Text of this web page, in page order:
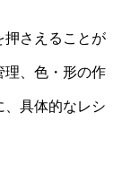
押さえることが
理、色・形の作
、具体的なレシ